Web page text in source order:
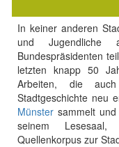
In keiner anderen
und Jugendliche
Bundespräsidenten
letzten knapp 50
Arbeiten, die
Stadtgeschichte neu
Münstersammelt und
seinem
Quellenkorpus zur